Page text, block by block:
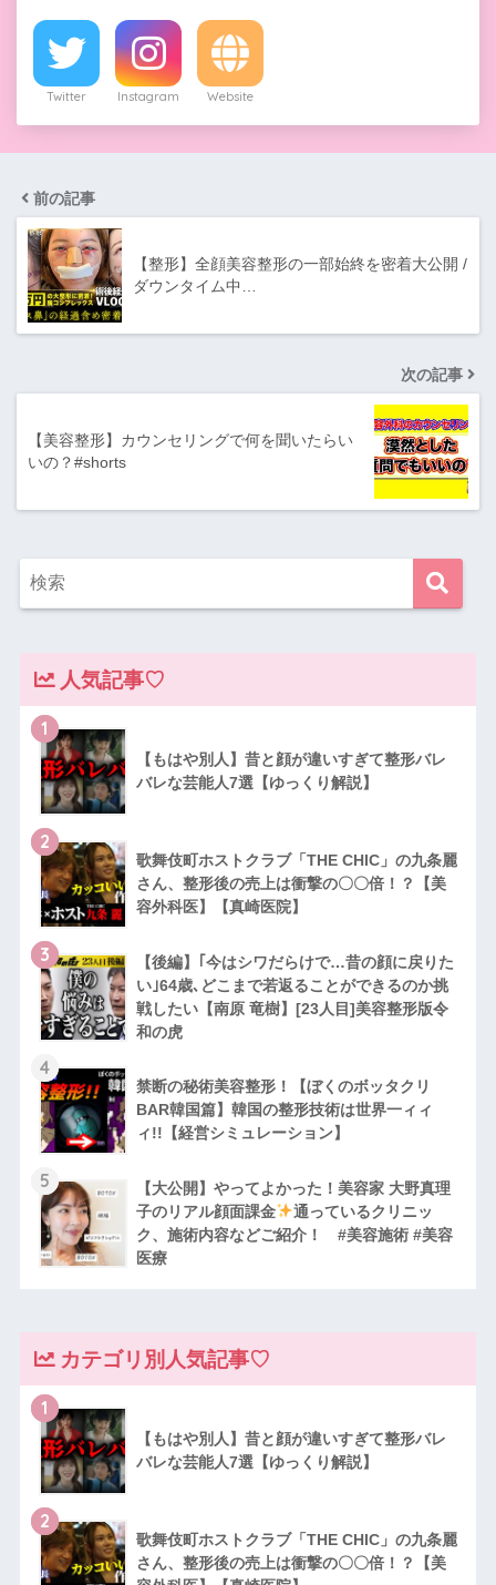
Twitter Instagram Website
前の記事
【整形】全顔美容整形の一部始終を密着大公開 /
ダウンタイム中…
次の記事
【美容整形】カウンセリングで何を聞いたらい
いの？#shorts
人気記事♡
1
【もはや別人】昔と顔が違いすぎて整形バレ
バレな芸能人7選【ゆっくり解説】
2
歌舞伎町ホストクラブ「THE CHIC」の九条麗
さん、整形後の売上は衝撃の〇〇倍！？【美
容外科医】【真崎医院】
3
【後編】｢今はシワだらけで…昔の顔に戻りた
い｣64歳､どこまで若返ることができるのか挑
戦したい【南原 竜樹】[23人目]美容整形版令
和の虎
4
禁断の秘術美容整形！【ぼくのボッタクリ
BAR韓国篇】韓国の整形技術は世界一ィィ
ィ!!【経営シミュレーション】
5
【大公開】やってよかった！美容家 大野真理
子のリアル顔面課金
通っているクリニッ
ク、施術内容などご紹介！ #美容施術 #美容
医療
カテゴリ別人気記事♡
1
【もはや別人】昔と顔が違いすぎて整形バレ
バレな芸能人7選【ゆっくり解説】
2
歌舞伎町ホストクラブ「THE CHIC」の九条麗
さん、整形後の売上は衝撃の〇〇倍！？【美